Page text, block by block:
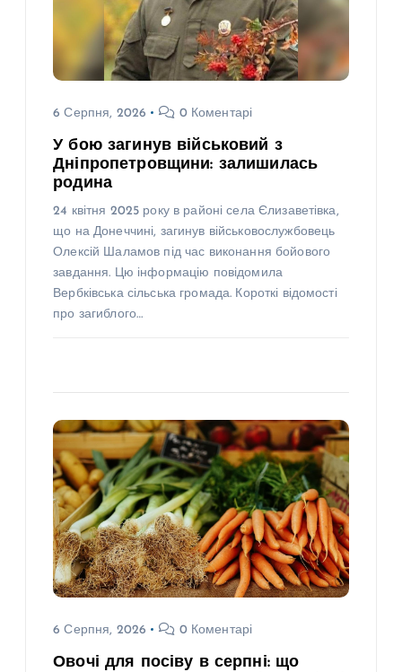
6 Серпня, 2026 0 Коментарі
У бою загинув військовий з
Дніпропетровщини: залишилась
родина
24 квітня 2025 року в районі села Єлизаветівка,
що на Донеччині, загинув військовослужбовець
Олексій Шаламов під час виконання бойового
завдання. Цю інформацію повідомила
Вербківська сільська громада. Короткі відомості
про загиблого…
6 Серпня, 2026 0 Коментарі
Овочі для посіву в серпні: що